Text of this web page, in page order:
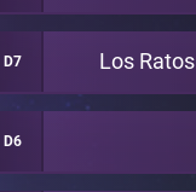
D7 Los
D6